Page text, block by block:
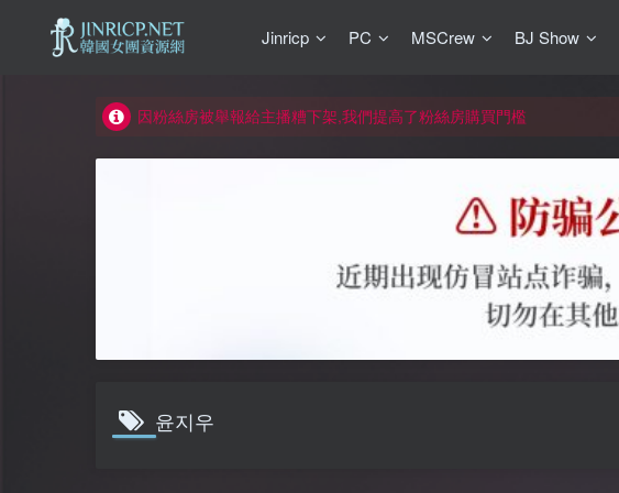
Jinricp PC MSCrew BJ Show
如何獲得 Jinricp.net 網站邀請碼
因粉絲房被舉報給主播糟下架,我們提高了粉絲房購買門檻
所有ED2K連結僅支援115網盤/PikPak網盤，其它網盤均不支援
正版宣告: 警惕盜版網站冒充 Jinricp.net [20260605更新]
윤지우